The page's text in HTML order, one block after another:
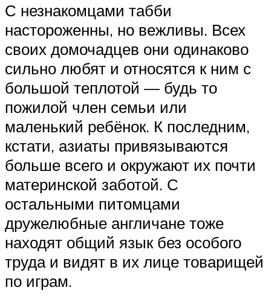
С незнакомцами табби
настороженны, но вежливы. Всех
своих домочадцев они одинаково
сильно любят и относятся к ним с
большой теплотой — будь то
пожилой член семьи или
маленький ребёнок. К последним,
кстати, азиаты привязываются
больше всего и окружают их почти
материнской заботой. С
остальными питомцами
дружелюбные англичане тоже
находят общий язык без особого
труда и видят в их лице товарищей
по играм.